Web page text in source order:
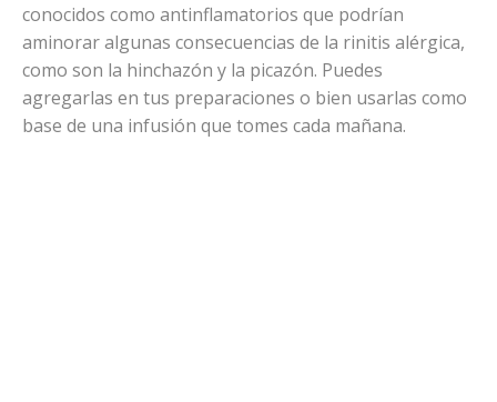
conocidos como antinflamatorios que podrían
aminorar algunas consecuencias de la rinitis alérgica,
como son la hinchazón y la picazón. Puedes
agregarlas en tus preparaciones o bien usarlas como
base de una infusión que tomes cada mañana.